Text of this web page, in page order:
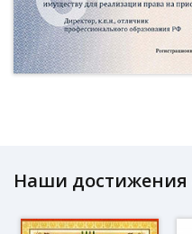
Наши достижения